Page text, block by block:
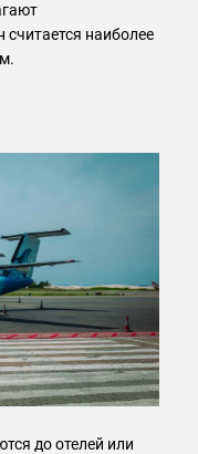
наиболее
до отелей или